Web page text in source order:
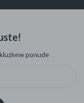
ponude